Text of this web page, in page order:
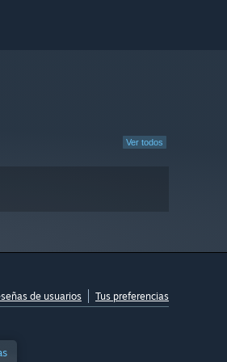
Ver todos
de usuarios Tus preferencias